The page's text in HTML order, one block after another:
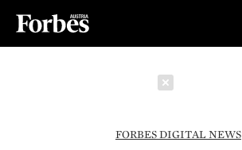
FORBES DIGITAL NEWS